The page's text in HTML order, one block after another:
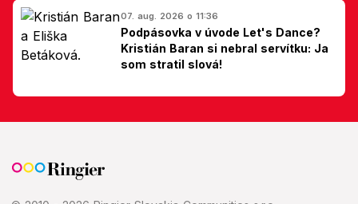
07. aug. 2026 o 11:36
Podpásovka v úvode Let's Dance?
Kristián Baran si nebral servítku: Ja
som stratil slová!